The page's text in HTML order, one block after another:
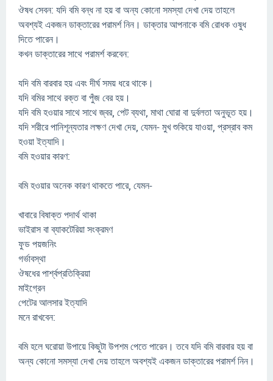
ঔষধ সেবন: যদি বমি বন্ধ না হয় বা অন্য কোনো সমস্যা দেখা দেয় তাহলে
অবশ্যই একজন ডাক্তারের পরামর্শ নিন। ডাক্তার আপনাকে বমি রোধক ওষুধ
দিতে পারেন।
কখন ডাক্তারের সাথে পরামর্শ করবেন:
যদি বমি বারবার হয় এবং দীর্ঘ সময় ধরে থাকে।
যদি বমির সাথে রক্ত বা পুঁজ বের হয়।
যদি বমি হওয়ার সাথে সাথে জ্বর, পেট ব্যথা, মাথা ঘোরা বা দুর্বলতা অনুভূত হয়।
যদি শরীরে পানিশূন্যতার লক্ষণ দেখা দেয়, যেমন- মুখ শুকিয়ে যাওয়া, প্রস্রাব কম
হওয়া ইত্যাদি।
বমি হওয়ার কারণ:
বমি হওয়ার অনেক কারণ থাকতে পারে, যেমন-
খাবারে বিষাক্ত পদার্থ থাকা
ভাইরাস বা ব্যাকটেরিয়া সংক্রমণ
ফুড পয়জনিং
গর্ভাবস্থা
ঔষধের পার্শ্বপ্রতিক্রিয়া
মাইগ্রেন
পেটের আলসার ইত্যাদি
মনে রাখবেন:
বমি হলে ঘরোয়া উপায়ে কিছুটা উপশম পেতে পারেন। তবে যদি বমি বারবার হয় বা
অন্য কোনো সমস্যা দেখা দেয় তাহলে অবশ্যই একজন ডাক্তারের পরামর্শ নিন।